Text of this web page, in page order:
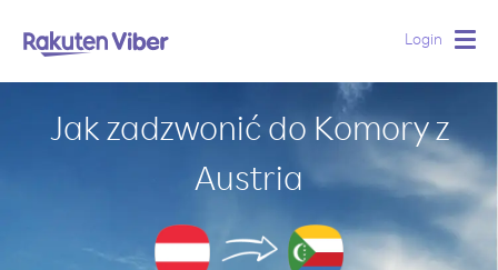
Login
Jak zadzwonić do Komory z
Austria